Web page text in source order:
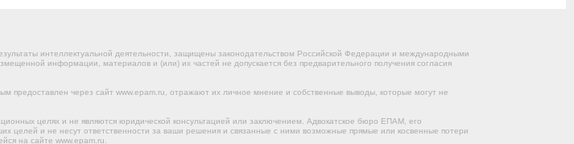
интеллектуальной деятельности, защищены законодательством Российской Федерации и международными
информации, материалов и (или) их частей не допускается без предварительного получения согласия
предоставлен через сайт www.epam.ru, отражают их личное мнение и собственные выводы, которые могут не
целях и не являются юридической консультацией или заключением. Адвокатское бюро ЕПАМ, его
целей и не несут ответственности за ваши решения и связанные с ними возможные прямые или косвенные потери
на сайте www.epam.ru.